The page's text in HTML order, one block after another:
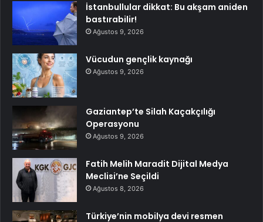
İstanbullular dikkat: Bu akşam aniden
bastırabilir!
Ağustos 9, 2026
Vücudun gençlik kaynağı
Ağustos 9, 2026
Gaziantep’te Silah Kaçakçılığı
Operasyonu
Ağustos 9, 2026
Fatih Melih Maradit Dijital Medya
Meclisi’ne Seçildi
Ağustos 8, 2026
Türkiye’nin mobilya devi resmen